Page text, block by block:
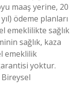
maaş yerine, 20
ödeme planları
emeklilikte sağlık
sağlık, kaza
emeklilik
yoktur.
Bireysel